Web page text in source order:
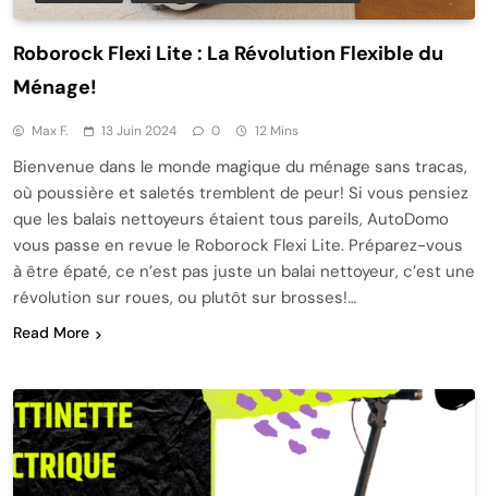
Roborock Flexi Lite : La Révolution Flexible du
Ménage!
Max F. 13 Juin 2024 0 12 Mins
Bienvenue dans le monde magique du ménage sans tracas,
où poussière et saletés tremblent de peur! Si vous pensiez
que les balais nettoyeurs étaient tous pareils, AutoDomo
vous passe en revue le Roborock Flexi Lite. Préparez-vous
à être épaté, ce n’est pas juste un balai nettoyeur, c’est une
révolution sur roues, ou plutôt sur brosses!…
Read More